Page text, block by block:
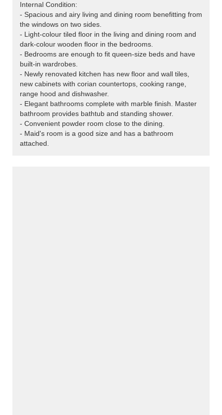
Internal Condition:
- Spacious and airy living and dining room benefitting from
the windows on two sides.
- Light-colour tiled floor in the living and dining room and
dark-colour wooden floor in the bedrooms.
- Bedrooms are enough to fit queen-size beds and have
built-in wardrobes.
- Newly renovated kitchen has new floor and wall tiles,
new cabinets with corian countertops, cooking range,
range hood and dishwasher.
- Elegant bathrooms complete with marble finish. Master
bathroom provides bathtub and standing shower.
- Convenient powder room close to the dining.
- Maid's room is a good size and has a bathroom
attached.